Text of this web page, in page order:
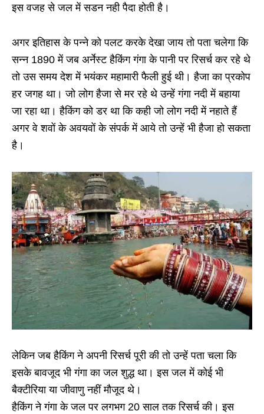
इस वजह से जल में सडन नही पैदा होती है।
अगर इतिहास के पन्ने को पलट करके देखा जाय तो पता चलेगा कि
सन्न 1890 में जब अर्नेस्ट हैकिंग गंगा के पानी पर रिसर्च कर रहे थे
तो उस समय देश में भयंकर महामारी फैली हुई थी। हैजा का प्रकोप
हर जगह था। जो लोग हैजा से मर रहे थे उन्हें गंगा नदी में बहाया
जा रहा था। हैकिंग को डर था कि कही जो लोग नदी में नहाते हैं
अगर वे शवों के अवयवों के संपर्क में आये तो उन्हें भी हैजा हो सकता
है।
लेकिन जब हैकिंग ने अपनी रिसर्च पूरी की तो उन्हें पता चला कि
इसके बावजूद भी गंगा का जल शुद्ध था। इस जल में कोई भी
बैक्टीरिया या जीवाणु नहीं मौजूद थे।
हैकिंग ने गंगा के जल पर लगभग 20 साल तक रिसर्च की। इस